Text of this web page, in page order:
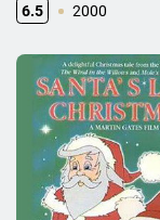
6.5 2000